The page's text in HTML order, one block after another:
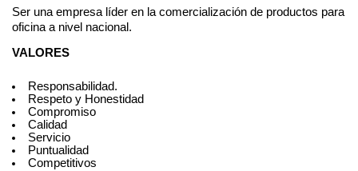
Ser una empresa líder en la comercialización de productos para
oficina a nivel nacional.
VALORES
Responsabilidad.
Respeto y Honestidad
Compromiso
Calidad
Servicio
Puntualidad
Competitivos